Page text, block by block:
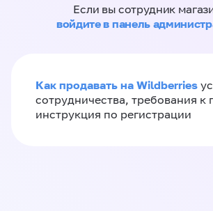
Если вы сотрудник
войдите в панель
Как продавать на Wildberries
сотрудничества, требования к
инструкция по регистрации